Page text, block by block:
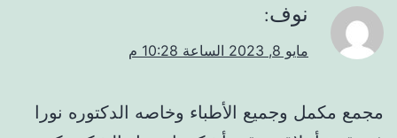
نوف:
مايو 8, 2023 الساعة 10:28 م
مجمع مكمل وجميع الأطباء وخاصه الدكتوره نورا